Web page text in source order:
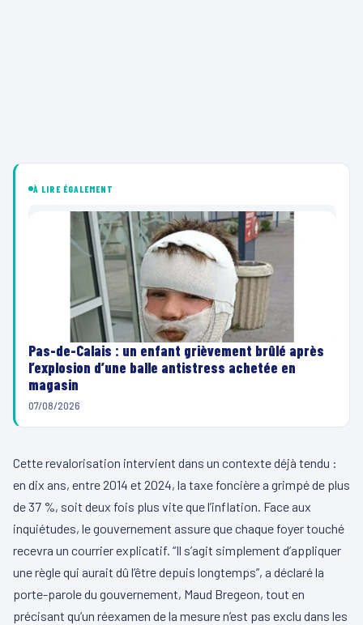
À LIRE ÉGALEMENT
Pas-de-Calais : un enfant grièvement brûlé après
l’explosion d’une balle antistress achetée en
magasin
07/08/2026
Cette revalorisation intervient dans un contexte déjà tendu :
en dix ans, entre 2014 et 2024, la taxe foncière a grimpé de plus
de 37 %, soit deux fois plus vite que l’inflation. Face aux
inquiétudes, le gouvernement assure que chaque foyer touché
recevra un courrier explicatif. “Il s’agit simplement d’appliquer
une règle qui aurait dû l’être depuis longtemps”, a déclaré la
porte-parole du gouvernement, Maud Bregeon, tout en
précisant qu’un réexamen de la mesure n’est pas exclu dans les